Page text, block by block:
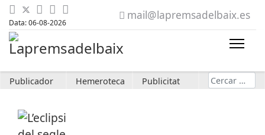
Data: 06-08-2026
mail@lapremsadelbaix.es
Publicador Hemeroteca Publicitat Cerca